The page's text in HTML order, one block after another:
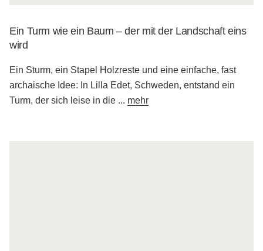
Ein Turm wie ein Baum – der mit der Landschaft eins
wird
Ein Sturm, ein Stapel Holzreste und eine einfache, fast
archaische Idee: In Lilla Edet, Schweden, entstand ein
Turm, der sich leise in die ... mehr